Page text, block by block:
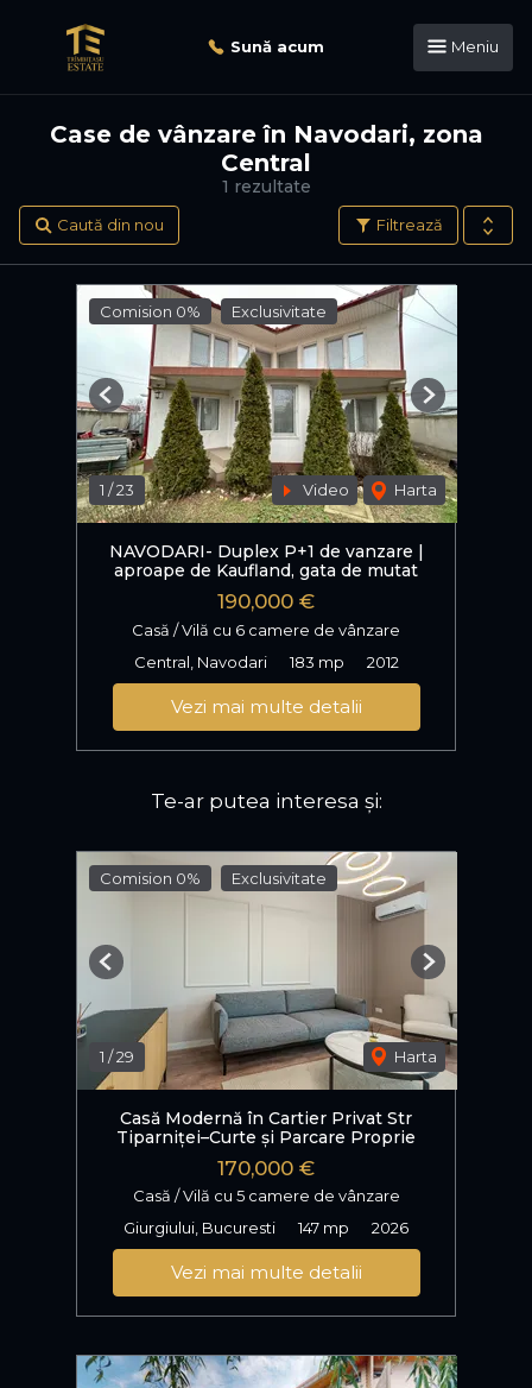
Sună acum Meniu
1 rezultate
Case de vânzare în Navodari, zona
Central
Filtrează
Caută din nou
Comision 0% Exclusivitate
1 /23 Video Harta
Previous Next
NAVODARI- Duplex P+1 de vanzare |
aproape de Kaufland, gata de mutat
190,000 €
Casă / Vilă cu 6 camere de vânzare
Central, Navodari
183 mp 2012
Vezi mai multe detalii
Te-ar putea interesa și:
Comision 0% Exclusivitate
1 /29 Harta
Previous Next
Casă Modernă în Cartier Privat Str
Tiparniței–Curte și Parcare Proprie
170,000 €
Casă / Vilă cu 5 camere de vânzare
Giurgiului, Bucuresti
147 mp 2026
Vezi mai multe detalii